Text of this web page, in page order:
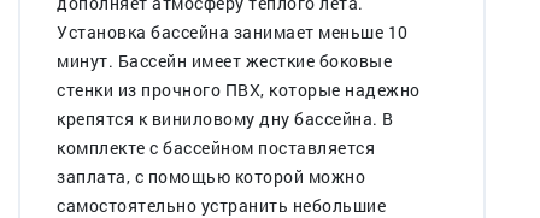
Установка бассейна занимает меньше 10
минут. Бассейн имеет жесткие боковые
стенки из прочного ПВХ, которые надежно
крепятся к виниловому дну бассейна. В
комплекте с бассейном поставляется
заплата, с помощью которой можно
самостоятельно устранить небольшие